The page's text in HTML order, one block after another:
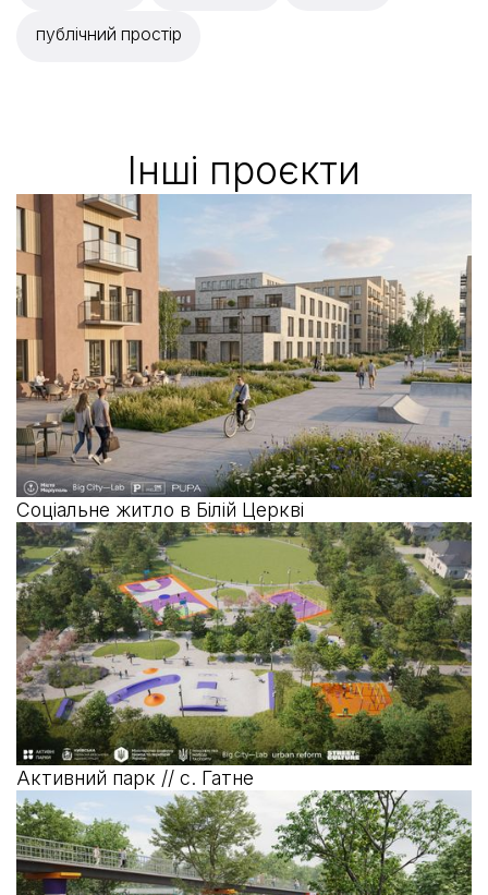
публічний простір
Iншi проєкти
Соціальне житло в Білій Церкві
Активний парк // с. Гатне